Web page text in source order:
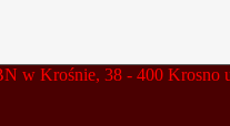
38 - 400 Krosno ul.